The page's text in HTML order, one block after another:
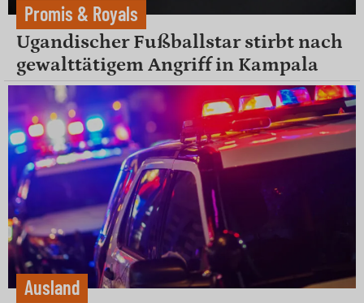
Promis & Royals
Ugandischer Fußballstar stirbt nach
gewalttätigem Angriff in Kampala
Ausland